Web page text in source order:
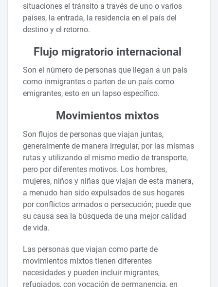
situaciones el tránsito a través de uno o varios
países, la entrada, la residencia en el país del
destino y el retorno.
Flujo migratorio internacional
Son el número de personas que llegan a un país
como inmigrantes o parten de un país como
emigrantes, esto en un lapso específico.
Movimientos mixtos
Son flujos de personas que viajan juntas,
generalmente de manera irregular, por las mismas
rutas y utilizando el mismo medio de transporte,
pero por diferentes motivos. Los hombres,
mujeres, niños y niñas que viajan de esta manera,
a menudo han sido expulsados de sus hogares
por conflictos armados o persecución; puede que
su causa sea la búsqueda de una mejor calidad
de vida.
Las personas que viajan como parte de
movimientos mixtos tienen diferentes
necesidades y pueden incluir migrantes,
refugiados, con vocación de permanencia, en